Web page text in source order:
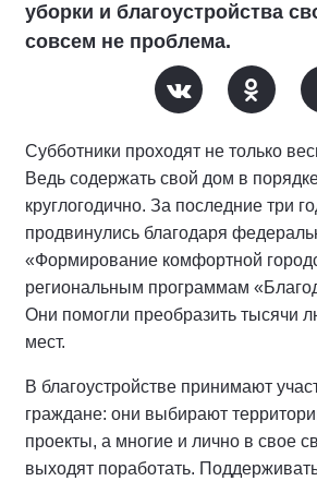
уборки и благоустройства
совсем не проблема.
Субботники проходят не только
Ведь содержать свой дом в
круглогодично. За последние три
продвинулись благодаря
«Формирование комфортной
региональным программам
Они помогли преобразить тысячи
мест.
В благоустройстве принимают
граждане: они выбирают
проекты, а многие и лично в свое
выходят поработать. Поддерживать